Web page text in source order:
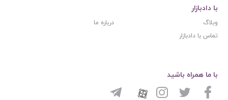
با دادبازار
وبلاگ
درباره ما
تماس با دادبازار
با ما همراه باشید